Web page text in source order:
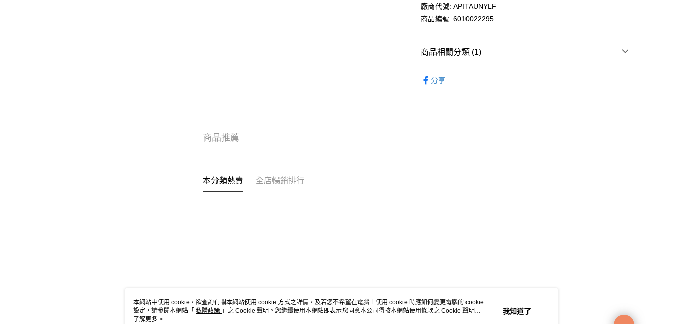
WeChat Pay
每筆HK$100.00，滿HK$500.00或以上免運費
廠商代號: APITAUNYLF
商品編號: 6010022295
商品相關分類 (1)
分享
商品推薦
本分類熱賣 全店暢銷排行
關於我們 客戶服務
本網站中使用 cookie，欲查詢有關本網站使用 cookie 方式之詳情，及若您不希望在電腦上使用 cookie 時應如何變更電腦的 cookie
設定，請參閱本網站「 私隱政策 」之 Cookie 聲明。您繼續使用本網站即表示您同意本公司得按本網站使用條款之 Cookie 聲明使
用 cookie。
了解更多 >
我知道了